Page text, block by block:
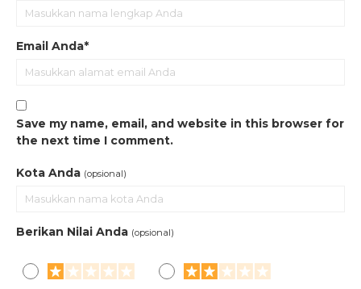
Email Anda*
Save my name, email, and website in this browser for
the next time I comment.
Kota Anda (opsional)
Berikan Nilai Anda (opsional)